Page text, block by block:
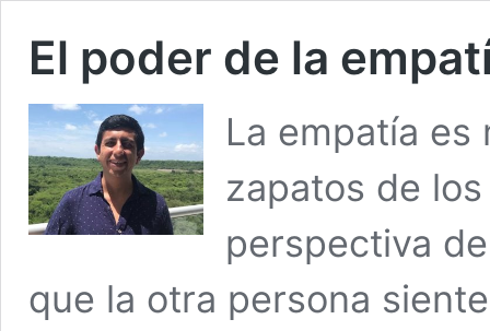
El poder de la
La empatía es
zapatos de
perspectiva
que la otra persona